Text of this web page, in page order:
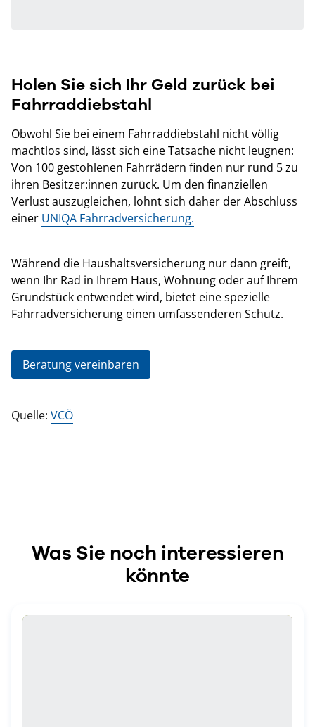
Holen Sie sich Ihr Geld zurück bei
Fahrraddiebstahl
Obwohl Sie bei einem Fahrraddiebstahl nicht völlig
machtlos sind, lässt sich eine Tatsache nicht leugnen:
Von 100 gestohlenen Fahrrädern finden nur rund 5 zu
ihren Besitzer:innen zurück. Um den finanziellen
Verlust auszugleichen, lohnt sich daher der Abschluss
einer UNIQA Fahrradversicherung.
Während die Haushaltsversicherung nur dann greift,
wenn Ihr Rad in Ihrem Haus, Wohnung oder auf Ihrem
Grundstück entwendet wird, bietet eine spezielle
Fahrradversicherung einen umfassenderen Schutz.
Beratung vereinbaren
Quelle: VCÖ
Was Sie noch interessieren
könnte